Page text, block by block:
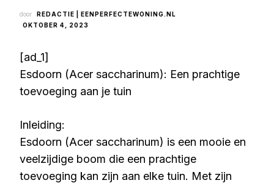
door
REDACTIE | EENPERFECTEWONING.NL
OKTOBER 4, 2023
[ad_1]
Esdoorn (Acer saccharinum): Een prachtige
toevoeging aan je tuin
Inleiding:
Esdoorn (Acer saccharinum) is een mooie en
veelzijdige boom die een prachtige
toevoeging kan zijn aan elke tuin. Met zijn